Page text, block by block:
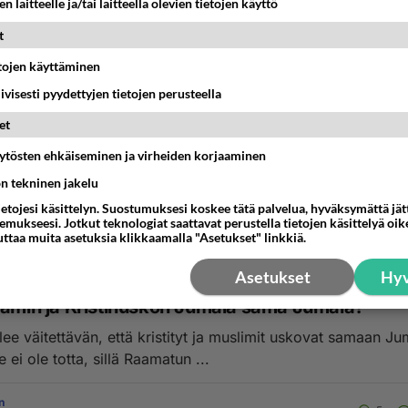
17:59
Smith profeetta?
totuudenmukaisuus riippuu tästä kysymyksestä. Jos
voidaan osoittaa vääräksi profeetaksi,...
13:06
23
ja Kristinuskon Jumala sama Jumala?
väitettävän, että kristityt ja muslimit uskovat samaan
Tämä väite ei ole totta, sillä Raamatun ...
laitteelle ja/tai laitteella olevien tietojen käyttö
käyttäminen
pyydettyjen tietojen perusteella
ehkäiseminen ja virheiden korjaaminen
tekninen jakelu
käsittelyn. Suostumuksesi koskee tätä palvelua, hyväksymättä
Jotkut teknologiat saattavat perustella tietojen käsittelyä
muita asetuksia klikkaamalla "Asetukset" linkkiä.
Asetukset